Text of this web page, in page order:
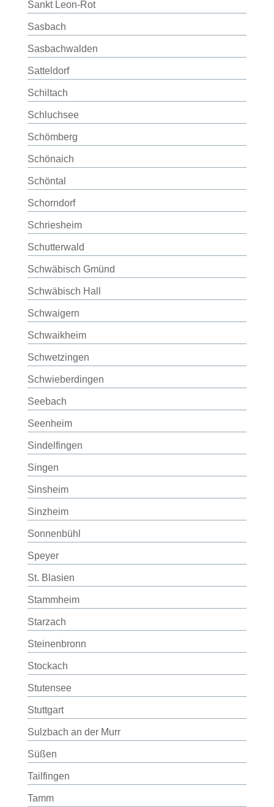
Sankt Leon-Rot
Sasbach
Sasbachwalden
Satteldorf
Schiltach
Schluchsee
Schömberg
Schönaich
Schöntal
Schorndorf
Schriesheim
Schutterwald
Schwäbisch Gmünd
Schwäbisch Hall
Schwaigern
Schwaikheim
Schwetzingen
Schwieberdingen
Seebach
Seenheim
Sindelfingen
Singen
Sinsheim
Sinzheim
Sonnenbühl
Speyer
St. Blasien
Stammheim
Starzach
Steinenbronn
Stockach
Stutensee
Stuttgart
Sulzbach an der Murr
Süßen
Tailfingen
Tamm